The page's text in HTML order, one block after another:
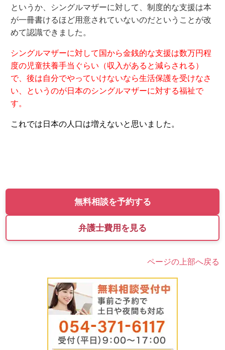
というか、シングルマザーに対して、制度的な支援は本
が一冊書けるほど用意されていないのだということが改
めて認識できました。
シングルマザーに対して国から金銭的な支援は数万円程
度の児童扶養手当ぐらい（収入があると減らされる）
で、後は自分でやっていけないなら生活保護を受けなさ
い、というのが日本のシングルマザーに対する福祉で
す。
これでは日本の人口は増えないと思いました。
無料相談を予約する
弁護士費用を見る
ページの上部へ戻る